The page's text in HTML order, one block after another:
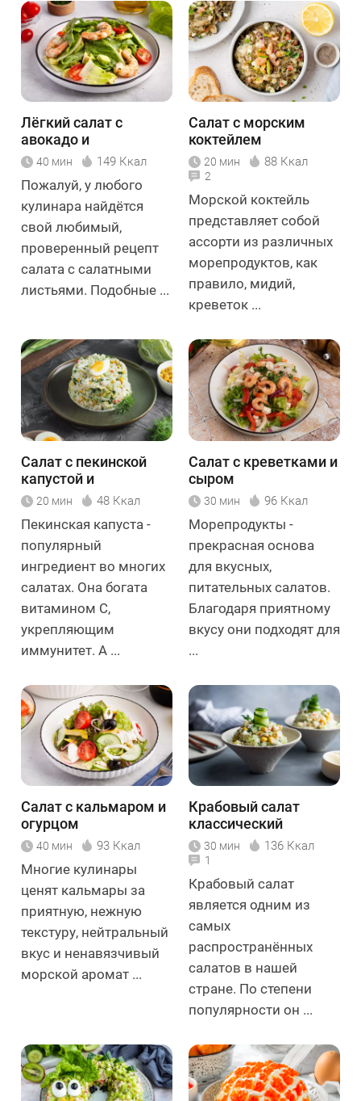
Лёгкий салат с
авокадо и
креветками
40 мин 149 Ккал
Пожалуй, у любого
кулинара найдётся
свой любимый,
проверенный рецепт
салата с салатными
листьями. Подобные ...
Салат с морским
коктейлем
20 мин 88 Ккал
2
Морской коктейль
представляет собой
ассорти из различных
морепродуктов, как
правило, мидий,
креветок ...
Салат с пекинской
капустой и
крабовыми
палочками
20 мин 48 Ккал
Пекинская капуста -
популярный
ингредиент во многих
салатах. Она богата
витамином С,
укрепляющим
иммунитет. А ...
Салат с креветками и
сыром
30 мин 96 Ккал
Морепродукты -
прекрасная основа
для вкусных,
питательных салатов.
Благодаря приятному
вкусу они подходят для
...
Салат с кальмаром и
огурцом
40 мин 93 Ккал
Многие кулинары
ценят кальмары за
приятную, нежную
текстуру, нейтральный
вкус и ненавязчивый
морской аромат ...
Крабовый салат
классический
30 мин 136 Ккал
1
Крабовый салат
является одним из
самых
распространённых
салатов в нашей
стране. По степени
популярности он ...